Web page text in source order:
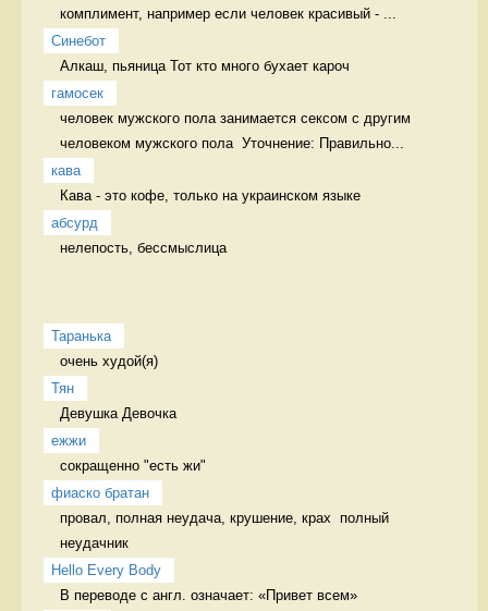
комплимент, например если человек красивый - ...
Синебот
Алкаш, пьяница Тот кто много бухает кароч
гамосек
человек мужского пола занимается сексом с другим
человеком мужского пола  Уточнение: Правильно...
кава
Кава - это кофе, только на украинском языке
абсурд
нелепость, бессмыслица
Таранька
очень худой(я)
Тян
Девушка Девочка
ежжи
сокращенно "есть жи"
фиаско братан
провал, полная неудача, крушение, крах  полный
неудачник
Hello Every Body
В переводе с англ. означает: «Привет всем»